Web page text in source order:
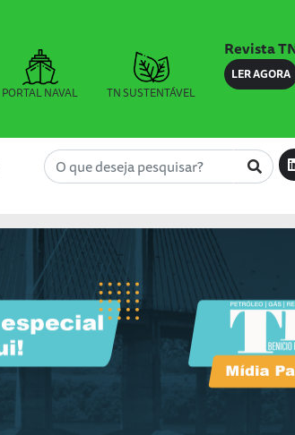
PORTAL NAVAL TN SUSTENTÁVEL
Revista
LER AGORA